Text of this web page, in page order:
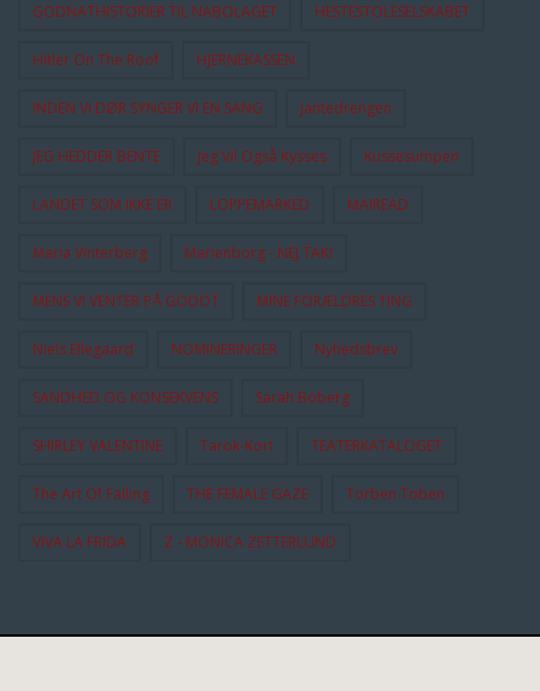
GODNATHISTORIER TIL NABOLAGET HESTESTOLESELSKABET
Hitler On The Roof HJERNEKASSEN
INDEN VI DØR SYNGER VI EN SANG Jantedrengen
JEG HEDDER BENTE Jeg Vil Også Kysses Kussesumpen
LANDET SOM IKKE ER LOPPEMARKED MAIREAD
Maria Vinterberg Marienborg - NEJ TAK!
MENS VI VENTER PÅ GODOT MINE FORÆLDRES TING
Niels Ellegaard NOMINERINGER Nyhedsbrev
SANDHED OG KONSEKVENS Sarah Boberg
SHIRLEY VALENTINE Tarok-Kort TEATERKATALOGET
The Art Of Falling THE FEMALE GAZE Torben Toben
VIVA LA FRIDA Z - MONICA ZETTERLUND